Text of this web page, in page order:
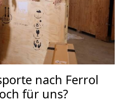
nach Ferrol
für uns?